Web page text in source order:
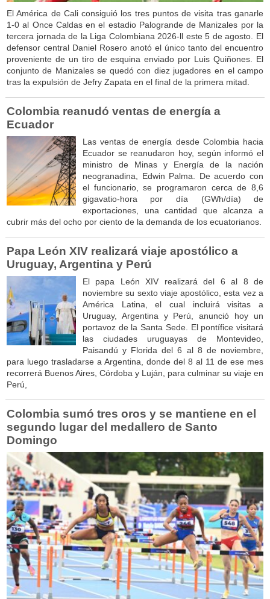
El América de Cali consiguió los tres puntos de visita tras ganarle
1-0 al Once Caldas en el estadio Palogrande de Manizales por la
tercera jornada de la Liga Colombiana 2026-ll este 5 de agosto. El
defensor central Daniel Rosero anotó el único tanto del encuentro
proveniente de un tiro de esquina enviado por Luis Quiñones. El
conjunto de Manizales se quedó con diez jugadores en el campo
tras la expulsión de Jefry Zapata en el final de la primera mitad.
Colombia reanudó ventas de energía a
Ecuador
Las ventas de energía desde Colombia hacia
Ecuador se reanudaron hoy, según informó el
ministro de Minas y Energía de la nación
neogranadina, Edwin Palma. De acuerdo con
el funcionario, se programaron cerca de 8,6
gigavatio-hora por día (GWh/día) de
exportaciones, una cantidad que alcanza a
cubrir más del ocho por ciento de la demanda de los ecuatorianos.
Papa León XIV realizará viaje apostólico a
Uruguay, Argentina y Perú
El papa León XIV realizará del 6 al 8 de
noviembre su sexto viaje apostólico, esta vez a
América Latina, el cual incluirá visitas a
Uruguay, Argentina y Perú, anunció hoy un
portavoz de la Santa Sede. El pontífice visitará
las ciudades uruguayas de Montevideo,
Paisandú y Florida del 6 al 8 de noviembre,
para luego trasladarse a Argentina, donde del 8 al 11 de ese mes
recorrerá Buenos Aires, Córdoba y Luján, para culminar su viaje en
Perú,
Colombia sumó tres oros y se mantiene en el
segundo lugar del medallero de Santo
Domingo